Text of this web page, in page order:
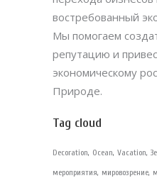
востребованный
Мы помогаем
репутацию и
экономическому
Природе.
Tag cloud
Decoration Ocean Vacation
мероприятия мировозрение